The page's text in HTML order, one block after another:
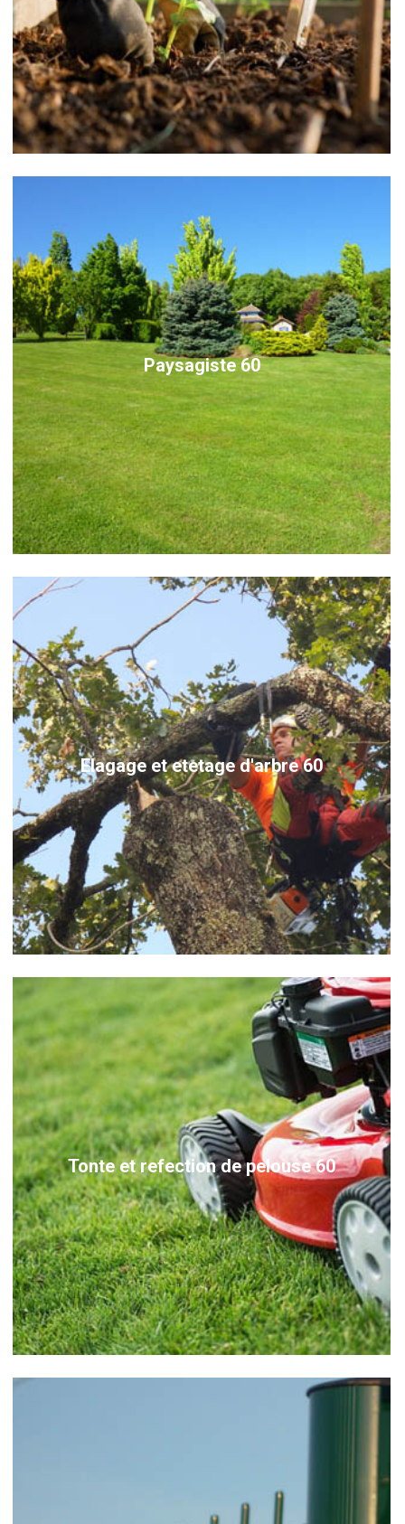
Paysagiste 60
Elagage et etetage d'arbre 60
Tonte et refection de pelouse 60